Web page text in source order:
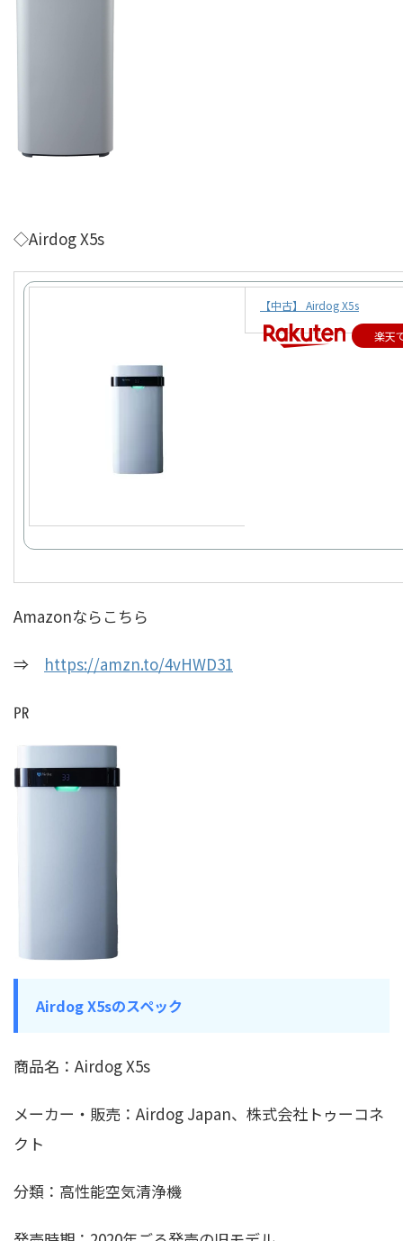
◇Airdog X5s
【中古】 Airdog X5s
楽天
Amazonならこちら
⇒ https://amzn.to/4vHWD31
㏚
Airdog X5sのスペック
商品名：Airdog X5s
メーカー・販売：Airdog Japan、株式会社トゥーコネ
クト
分類：高性能空気清浄機